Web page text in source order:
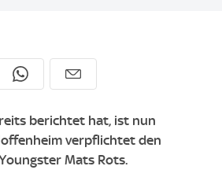
berichtet hat, ist nun
verpflichtet den
Mats Rots.